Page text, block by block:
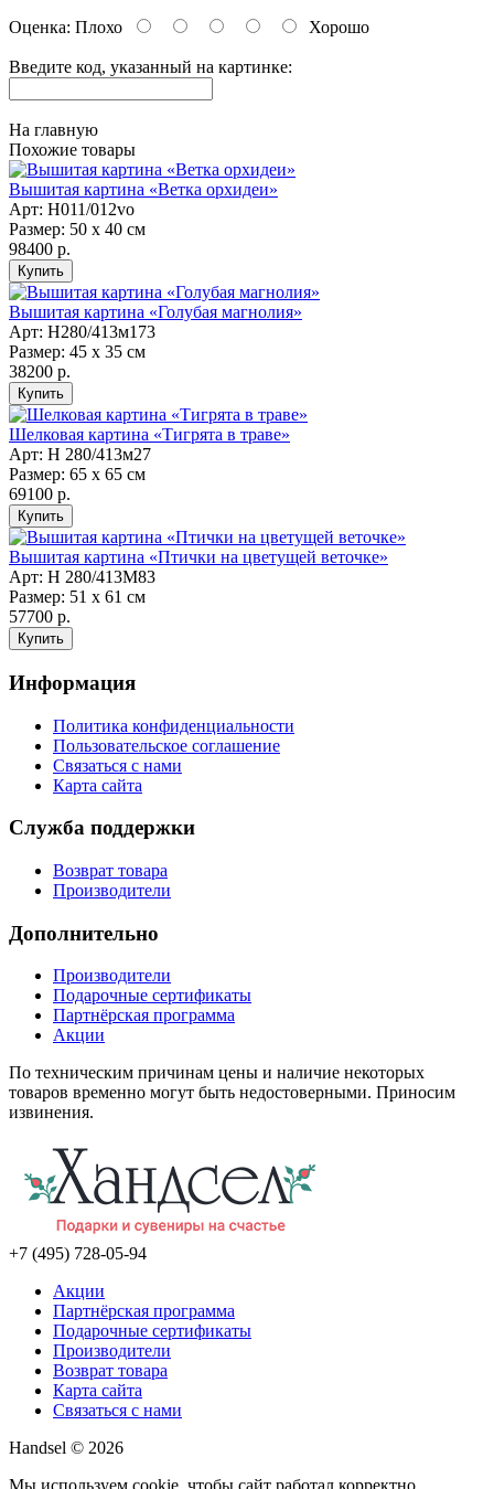
Оценка: Плохо Хорошо
Введите код, указанный на картинке:
На главную
Похожие товары
Вышитая картина «Ветка орхидеи»
Арт: Н011/012vo
Размер: 50 х 40 см
98400 р.
Вышитая картина «Голубая магнолия»
Арт: H280/413м173
Размер: 45 х 35 см
38200 р.
Шелковая картина «Тигрята в траве»
Арт: H 280/413м27
Размер: 65 х 65 см
69100 р.
Вышитая картина «Птички на цветущей веточке»
Арт: Н 280/413M83
Размер: 51 х 61 см
57700 р.
Информация
Политика конфиденциальности
Пользовательское соглашение
Связаться с нами
Карта сайта
Служба поддержки
Возврат товара
Производители
Дополнительно
Производители
Подарочные сертификаты
Партнёрская программа
Акции
По техническим причинам цены и наличие некоторых
товаров временно могут быть недостоверными. Приносим
извинения.
+7 (495) 728-05-94
Акции
Партнёрская программа
Подарочные сертификаты
Производители
Возврат товара
Карта сайта
Связаться с нами
Handsel © 2026